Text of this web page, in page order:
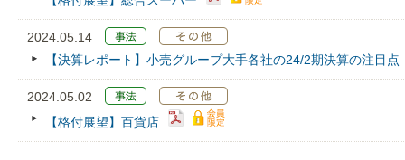
2024.05.14
【決算レポート】小売グループ大手各社の24/2期決算の注目点
2024.05.02
【格付展望】百貨店